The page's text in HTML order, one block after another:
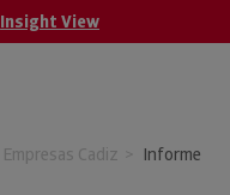
Insight View
Empresas Cadiz
Informe